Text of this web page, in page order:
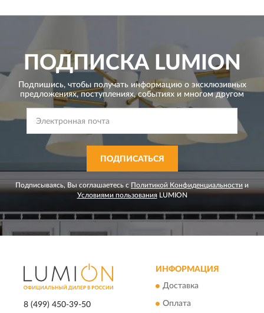
ПОДПИСКАLUMION
Подпишись, чтобы получать информацию о эксклюзивных
предложениях,поступлениях, событиях и многом другом
ПОДПИСАТЬСЯ
Подписываясь, Вы соглашаетесь сПолитикой Конфиденциальности и
Условиями пользованияLUMION
8 (499) 450-39-50
ИНФОРМАЦИЯ
Доставка
Оплата